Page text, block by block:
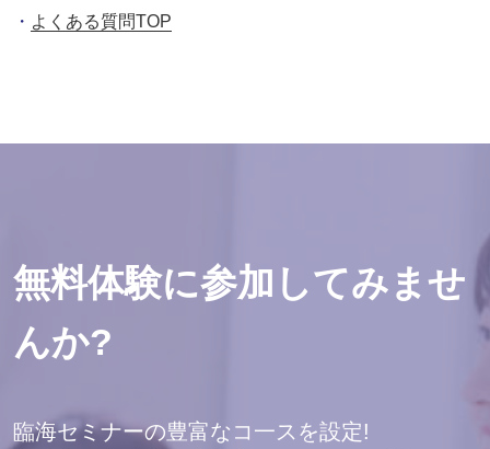
よくある質問TOP
無料体験に参加してみませ
んか?
臨海セミナーの豊富なコ一スを設定!